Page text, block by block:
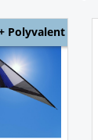
Polyvalent